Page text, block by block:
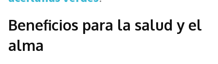
Beneficios para la salud y el
alma